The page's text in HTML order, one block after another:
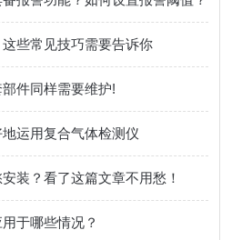
些常见技巧需要告诉你
件同样需要维护!
运用复合气体检测仪
装？看了这篇文章不用愁！
于哪些情况？